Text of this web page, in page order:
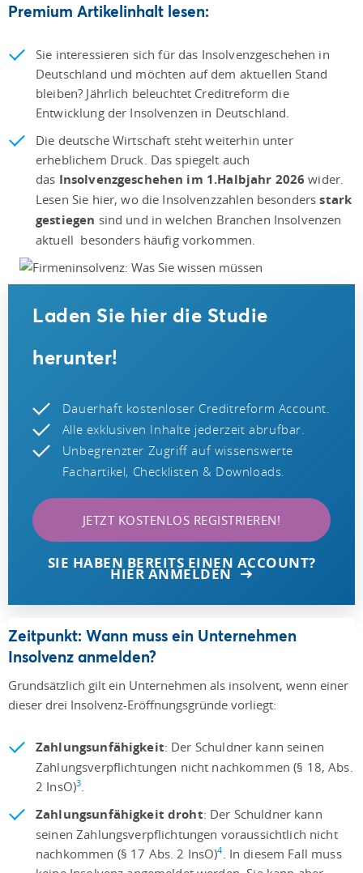
Premium Artikelinhalt lesen:
Sie interessieren sich für das Insolvenzgeschehen in
Deutschland und möchten auf dem aktuellen Stand
bleiben? Jährlich beleuchtet Creditreform die
Entwicklung der Insolvenzen in Deutschland.
Die deutsche Wirtschaft steht weiterhin unter
erheblichem Druck. Das spiegelt auch
das Insolvenzgeschehen im 1.Halbjahr 2026 wider.
Lesen Sie hier, wo die Insolvenzzahlen besondersstark
gestiegen sind und in welchen Branchen Insolvenzen
aktuell besonders häufig vorkommen.
Laden Sie hier die Studie
herunter!
Dauerhaft kostenloser Creditreform Account.
Alle exklusiven Inhalte jederzeit abrufbar.
Unbegrenzter Zugriff auf wissenswerte
Fachartikel, Checklisten & Downloads.
JETZT KOSTENLOS REGISTRIEREN!
SIE HABEN BEREITS EINEN ACCOUNT?
HIER ANMELDEN
Zeitpunkt: Wann muss ein Unternehmen
Insolvenz anmelden?
Grundsätzlich gilt ein Unternehmen als insolvent, wenn einer
dieser drei Insolvenz-Eröffnungsgründe vorliegt:
Zahlungsunfähigkeit: Der Schuldner kann seinen
Zahlungsverpflichtungen nicht nachkommen (§ 18, Abs.
2 InsO)3
Zahlungsunfähigkeit droht: Der Schuldner kann
seinen Zahlungsverpflichtungen voraussichtlich nicht
nachkommen (§ 17 Abs. 2 InsO)4
. In diesem Fall muss